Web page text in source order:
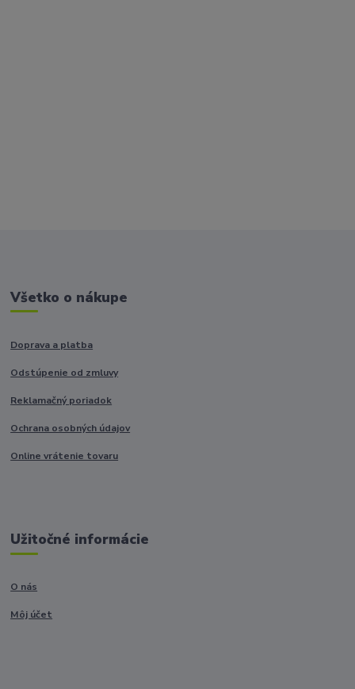
Všetko o nákupe
Doprava a platba
Odstúpenie od zmluvy
Reklamačný poriadok
Ochrana osobných údajov
Online vrátenie tovaru
Užitočné informácie
O nás
Môj účet